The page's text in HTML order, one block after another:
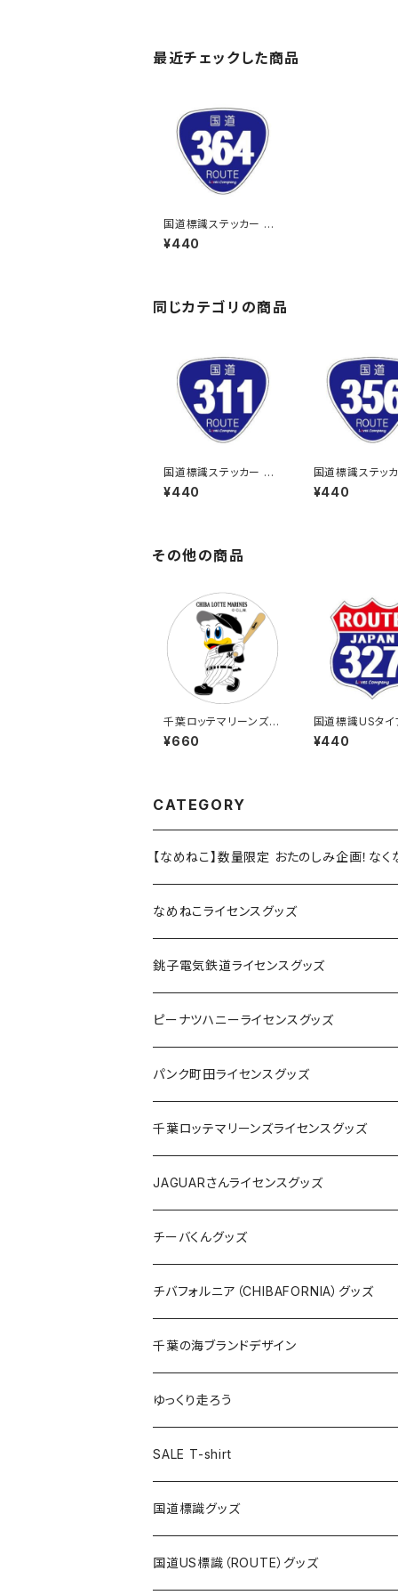
最近チェックした商品
国道標識ステッカー 36
4号線
¥440
同じカテゴリの商品
国道標識ステッカー 31
1号線
¥440
国道標識ステッ
6号線
¥440
その他の商品
千葉ロッテマリーンズス
テッカー8（大）
¥660
国道標識USタイ
UTE）ステッカ
号線
¥440
CATEGORY
【なめねこ】数量限定 おたのしみ企画！な
なめねこライセンスグッズ
Tシャツ
キャップ
ステッカー
缶バッジ
ホテルキーホルダー
銚子電気鉄道ライセンスグッズ
ステッカー
缶バッジ
アクリルキーホルダー
ホテルキーホルダー
クリアファイル
Tシャツ
キャップ
トートバッグ
ランチバッグ
エコバッグ
ピーナツハニーライセンスグッズ
Tシャツ
キャップ
バッグ
ステッカー
缶バッジ
キーホルダー
クリアファイル
パンク町田ライセンスグッズ
Tシャツ
キャップ
バッグ
ステッカー
缶バッジ
キーホルダー
クリアファイル
千葉ロッテマリーンズライセンスグッズ
ステッカー
ステッカー
ステッカー大
缶バッジ
缶バッジ32mm
缶バッジ54mm
エコバッグ
JAGUARさんコラボグッズ
Tシャツ
ステッカー
サコッシュ
ホテルキーホルダー
モーテルキーホルダー
トートバッグ
JAGUARさんライセンスグッズ
Tシャツ
ステッカー
缶バッジ
クリアファイル
マスク
エコバッグ
千葉ロッテマリーンズコラボ
チーバくんグッズ
Tシャツ
キャップ
エコバッグ
ステッカー
モーテルキーホルダー
ホテルキーホルダー
チバフォルニア（CHIBAFORNIA）グッズ
Tシャツ
キャップ
ステッカー
ホテルキーホルダー
千葉の海ブランドデザイン
Tシャツ
キャップ
ステッカー
ゆっくり走ろう
Tシャツ
ステッカー
ホテルキーホルダー
SALE T-shirt
国道標識グッズ
ステッカー
国道US標識（ROUTE）グッズ